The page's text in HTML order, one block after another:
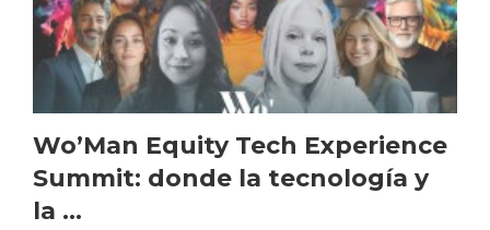
Wo’Man Equity Tech Experience
Summit: donde la tecnología y
la ...